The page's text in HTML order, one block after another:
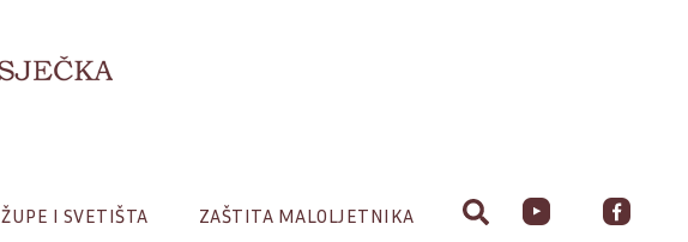
ŽUPE I SVETIŠTA ZAŠTITA MALOLJETNIKA